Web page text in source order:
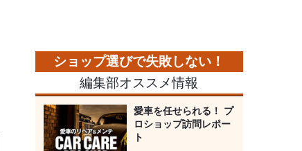
編集部オススメ情報
愛車を任せられる！ プ
ロショップ訪問レポー
ト